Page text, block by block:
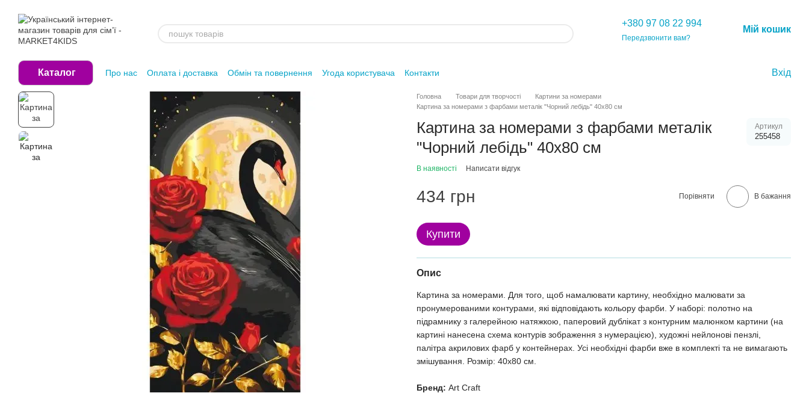
+380 97 08 22 994
Передзвонити вам?
Мій кошик
Каталог Про нас Оплата і доставка Обмін та повернення Угода користувача Контакти Вхід
Головна Товари для творчості
Картини за номерами
Картина за номерами з фарбами металік "Чорний лебідь" 40х80 см
Картина за номерами з фарбами металік
"Чорний лебідь" 40х80 см
Артикул
255458
В наявності Написати відгук
434 грн Порівняти В бажання
Купити
Опис
Картина за номерами. Для того, щоб намалювати картину, необхідно малювати за
пронумерованими контурами, які відповідають кольору фарби. У наборі: полотно на
підрамнику з галерейною натяжкою, паперовий дублікат з контурним малюнком картини (на
картині нанесена схема контурів зображення з нумерацією), художні нейлонові пензлі,
палітра акрилових фарб у контейнерах. Усі необхідні фарби вже в комплекті та не вимагають
змішування. Розмір: 40х80 см.
Бренд: Art Craft